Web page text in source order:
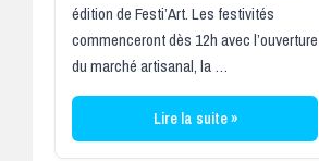
édition de Festi’Art. Les festivités
commenceront dès 12h avec l’ouverture
du marché artisanal, la …
Lire la suite »